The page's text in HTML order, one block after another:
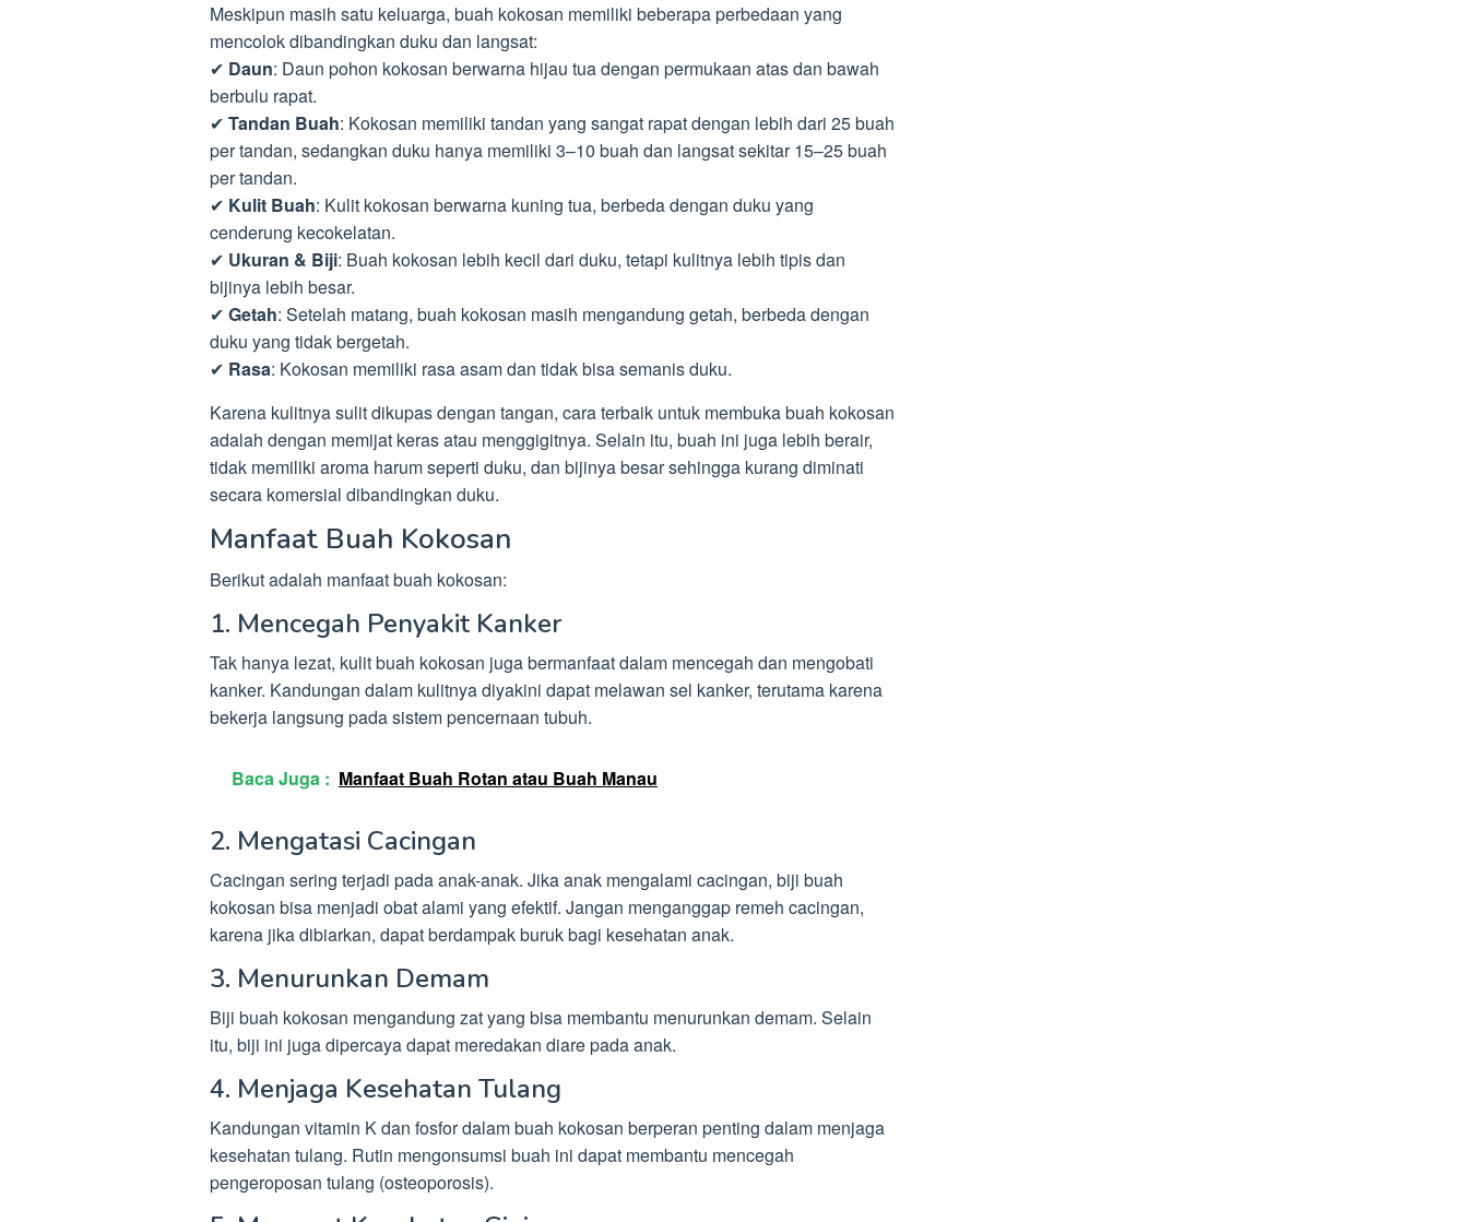
Meskipun masih satu keluarga, buah kokosan memiliki beberapa perbedaan yang
mencolok dibandingkan duku dan langsat:
✔ Daun: Daun pohon kokosan berwarna hijau tua dengan permukaan atas dan bawah
berbulu rapat.
✔ Tandan Buah: Kokosan memiliki tandan yang sangat rapat dengan lebih dari 25 buah
per tandan, sedangkan duku hanya memiliki 3–10 buah dan langsat sekitar 15–25 buah
per tandan.
✔ Kulit Buah: Kulit kokosan berwarna kuning tua, berbeda dengan duku yang
cenderung kecokelatan.
✔ Ukuran & Biji: Buah kokosan lebih kecil dari duku, tetapi kulitnya lebih tipis dan
bijinya lebih besar.
✔ Getah: Setelah matang, buah kokosan masih mengandung getah, berbeda dengan
duku yang tidak bergetah.
✔ Rasa: Kokosan memiliki rasa asam dan tidak bisa semanis duku.
Karena kulitnya sulit dikupas dengan tangan, cara terbaik untuk membuka buah kokosan
adalah dengan memijat keras atau menggigitnya. Selain itu, buah ini juga lebih berair,
tidak memiliki aroma harum seperti duku, dan bijinya besar sehingga kurang diminati
secara komersial dibandingkan duku.
Manfaat Buah Kokosan
Berikut adalah manfaat buah kokosan:
1. Mencegah Penyakit Kanker
Tak hanya lezat, kulit buah kokosan juga bermanfaat dalam mencegah dan mengobati
kanker. Kandungan dalam kulitnya diyakini dapat melawan sel kanker, terutama karena
bekerja langsung pada sistem pencernaan tubuh.
Baca Juga : Manfaat Buah Rotan atau Buah Manau
2. Mengatasi Cacingan
Cacingan sering terjadi pada anak-anak. Jika anak mengalami cacingan, biji buah
kokosan bisa menjadi obat alami yang efektif. Jangan menganggap remeh cacingan,
karena jika dibiarkan, dapat berdampak buruk bagi kesehatan anak.
3. Menurunkan Demam
Biji buah kokosan mengandung zat yang bisa membantu menurunkan demam. Selain
itu, biji ini juga dipercaya dapat meredakan diare pada anak.
4. Menjaga Kesehatan Tulang
Kandungan vitamin K dan fosfor dalam buah kokosan berperan penting dalam menjaga
kesehatan tulang. Rutin mengonsumsi buah ini dapat membantu mencegah
pengeroposan tulang (osteoporosis).